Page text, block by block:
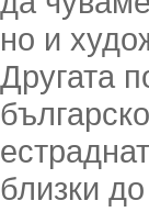
но и
Другата
близки